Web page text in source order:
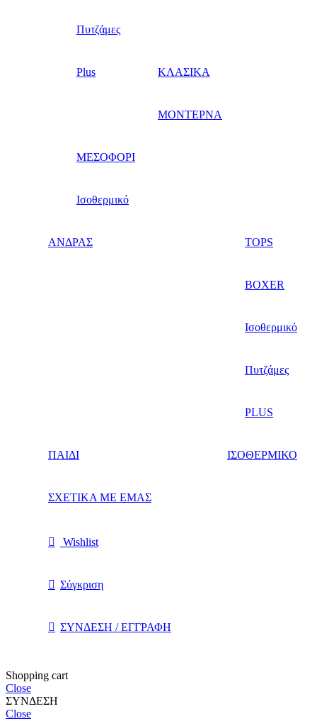
Πυτζάμες
Plus ΚΛΑΣΙΚΑ
ΜΟΝΤΕΡΝΑ
ΜΕΣΟΦΟΡΙ
Ισοθερμικό
ΑΝΔΡΑΣ TOPS
BOXER
Ισοθερμικό
Πυτζάμες
PLUS
ΠΑΙΔΙ ΙΣΟΘΕΡΜΙΚΟ
ΣΧΕΤΙΚΑ ΜΕ ΕΜΑΣ
Wishlist
Σύγκριση
ΣΥΝΔΕΣΗ / ΕΓΓΡΑΦΗ
Shopping cart
Close
ΣΥΝΔΕΣΗ
Close